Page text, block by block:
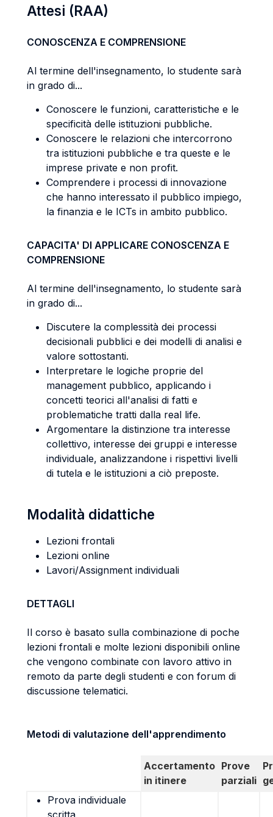
Attesi (RAA)
CONOSCENZA E COMPRENSIONE
Al termine dell'insegnamento, lo studente sarà
in grado di...
Conoscere le funzioni, caratteristiche e le
specificità delle istituzioni pubbliche.
Conoscere le relazioni che intercorrono
tra istituzioni pubbliche e tra queste e le
imprese private e non profit.
Comprendere i processi di innovazione
che hanno interessato il pubblico impiego,
la finanzia e le ICTs in ambito pubblico.
CAPACITA' DI APPLICARE CONOSCENZA E
COMPRENSIONE
Al termine dell'insegnamento, lo studente sarà
in grado di...
Discutere la complessità dei processi
decisionali pubblici e dei modelli di analisi e
valore sottostanti.
Interpretare le logiche proprie del
management pubblico, applicando i
concetti teorici all'analisi di fatti e
problematiche tratti dalla real life.
Argomentare la distinzione tra interesse
collettivo, interesse dei gruppi e interesse
individuale, analizzandone i rispettivi livelli
di tutela e le istituzioni a ciò preposte.
Modalità didattiche
Lezioni frontali
Lezioni online
Lavori/Assignment individuali
DETTAGLI
Il corso è basato sulla combinazione di poche
lezioni frontali e molte lezioni disponibili online
che vengono combinate con lavoro attivo in
remoto da parte degli studenti e con forum di
discussione telematici.
Metodi di valutazione dell'apprendimento
Accertamento
in itinere
Prove
parziali
Prova individuale
scritta